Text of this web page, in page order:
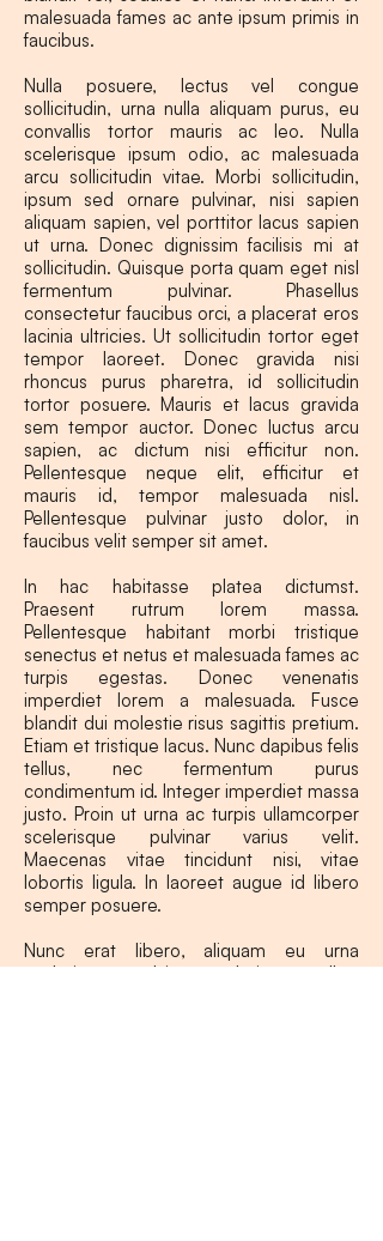
malesuada fames ac ante ipsum primis in
faucibus.
Nulla posuere, lectus vel congue
sollicitudin, urna nulla aliquam purus, eu
convallis tortor mauris ac leo. Nulla
scelerisque ipsum odio, ac malesuada
arcu sollicitudin vitae. Morbi sollicitudin,
ipsum sed ornare pulvinar, nisi sapien
aliquam sapien, vel porttitor lacus sapien
ut urna. Donec dignissim facilisis mi at
sollicitudin. Quisque porta quam eget nisl
fermentum pulvinar. Phasellus
consectetur faucibus orci, a placerat eros
lacinia ultricies. Ut sollicitudin tortor eget
tempor laoreet. Donec gravida nisi
rhoncus purus pharetra, id sollicitudin
tortor posuere. Mauris et lacus gravida
sem tempor auctor. Donec luctus arcu
sapien, ac dictum nisi efficitur non.
Pellentesque neque elit, efficitur et
mauris id, tempor malesuada nisl.
Pellentesque pulvinar justo dolor, in
faucibus velit semper sit amet.
In hac habitasse platea dictumst.
Praesent rutrum lorem massa.
Pellentesque habitant morbi tristique
senectus et netus et malesuada fames ac
turpis egestas. Donec venenatis
imperdiet lorem a malesuada. Fusce
blandit dui molestie risus sagittis pretium.
Etiam et tristique lacus. Nunc dapibus felis
tellus, nec fermentum purus
condimentum id. Integer imperdiet massa
justo. Proin ut urna ac turpis ullamcorper
scelerisque pulvinar varius velit.
Maecenas vitae tincidunt nisi, vitae
lobortis ligula. In laoreet augue id libero
semper posuere.
Nunc erat libero, aliquam eu urna
scelerisque, pulvinar scelerisque tellus.